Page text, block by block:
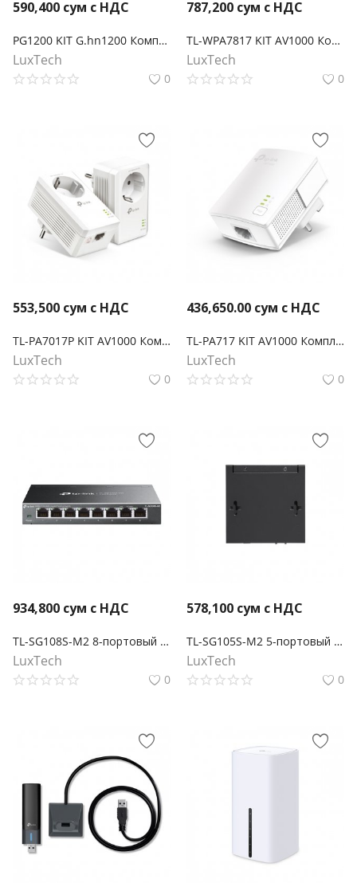
590,400 сум с НДС
PG1200 KIT G.hn1200 Комплект гигабитных Powerline-адаптеров
LuxTech
0
787,200 сум с НДС
TL-WPA7817 KIT AV1000 Комплект гигабитных Powerline-адаптеров с AX1500 Wi-Fi 6
LuxTech
0
553,500 сум с НДС
TL-PA7017P KIT AV1000 Комплект гигабитных Powerline-адаптеров со встроенной розеткой
LuxTech
0
436,650.00 сум с НДС
TL-PA717 KIT AV1000 Комплект гигабитных адаптеров Powerline
LuxTech
0
934,800 сум с НДС
TL-SG108S-M2 8-портовый настольный коммутатор 2,5G Multi Gigabit
LuxTech
0
578,100 сум с НДС
TL-SG105S-M2 5-портовый настольный мультигигабитный коммутатор 2,5G
LuxTech
0